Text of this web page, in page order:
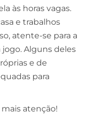
às horas vagas.
e trabalhos
atente-se para a
Alguns deles
e de
para
atenção!